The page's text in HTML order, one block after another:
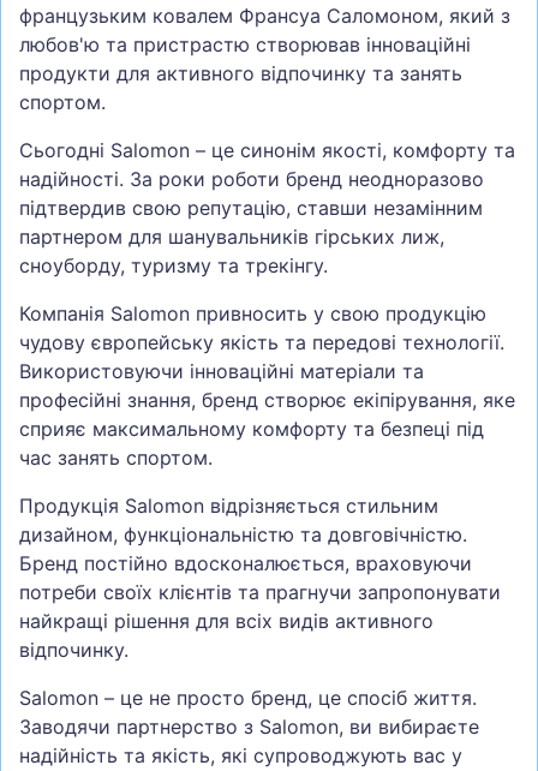
французьким ковалем Франсуа Саломоном, який з
любов'ю та пристрастю створював інноваційні
продукти для активного відпочинку та занять
спортом.
Сьогодні Salomon – це синонім якості, комфорту та
надійності. За роки роботи бренд неодноразово
підтвердив свою репутацію, ставши незамінним
партнером для шанувальників гірських лиж,
сноуборду, туризму та трекінгу.
Компанія Salomon привносить у свою продукцію
чудову європейську якість та передові технології.
Використовуючи інноваційні матеріали та
професійні знання, бренд створює екіпірування, яке
сприяє максимальному комфорту та безпеці під
час занять спортом.
Продукція Salomon відрізняється стильним
дизайном, функціональністю та довговічністю.
Бренд постійно вдосконалюється, враховуючи
потреби своїх клієнтів та прагнучи запропонувати
найкращі рішення для всіх видів активного
відпочинку.
Salomon – це не просто бренд, це спосіб життя.
Заводячи партнерство з Salomon, ви вибираєте
надійність та якість, які супроводжують вас у